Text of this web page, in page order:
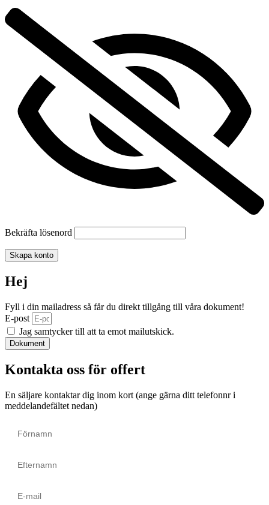
Bekräfta lösenord
Skapa konto
Hej
Fyll i din mailadress så får du direkt tillgång till våra dokument!
E-post
Jag samtycker till att ta emot mailutskick.
Dokument
Kontakta oss för offert
En säljare kontaktar dig inom kort (ange gärna ditt telefonnr i
meddelandefältet nedan)